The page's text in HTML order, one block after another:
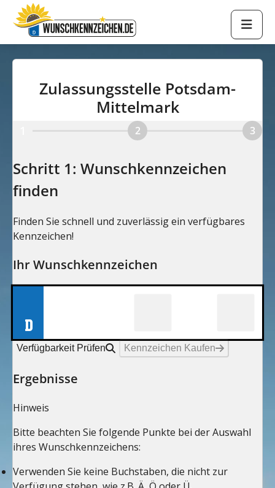
Zulassungsstelle Potsdam-
Mittelmark